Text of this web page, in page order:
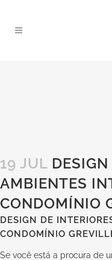
19 JUL
AMBIENTES
CONDOMÍNIO
DESIGN DE
CONDOMÍNIO
Se você está a procura de